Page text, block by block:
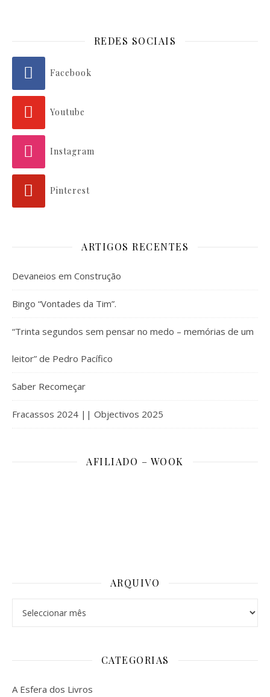
REDES SOCIAIS
Facebook
Youtube
Instagram
Pinterest
ARTIGOS RECENTES
Devaneios em Construção
Bingo “Vontades da Tim”.
“Trinta segundos sem pensar no medo – memórias de um
leitor” de Pedro Pacífico
Saber Recomeçar
Fracassos 2024 || Objectivos 2025
AFILIADO – WOOK
ARQUIVO
CATEGORIAS
A Esfera dos Livros